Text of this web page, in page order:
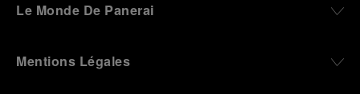
Le Monde De Panerai
Mentions Légales